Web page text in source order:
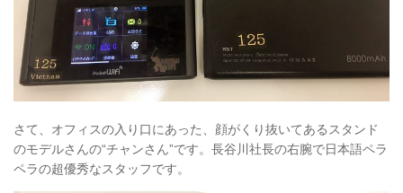
さて、オフィスの入り口にあった、顔がくり抜いてあるスタンド
のモデルさんの“チャンさん”です。長谷川社長の右腕で日本語ペラ
ペラの超優秀なスタッフです。